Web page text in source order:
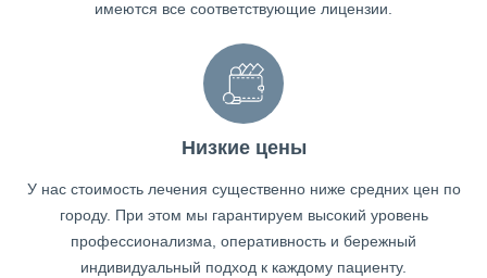
имеются все соответствующие лицензии.
Низкие цены
У нас стоимость лечения существенно ниже средних цен по
городу. При этом мы гарантируем высокий уровень
профессионализма, оперативность и бережный
индивидуальный подход к каждому пациенту.